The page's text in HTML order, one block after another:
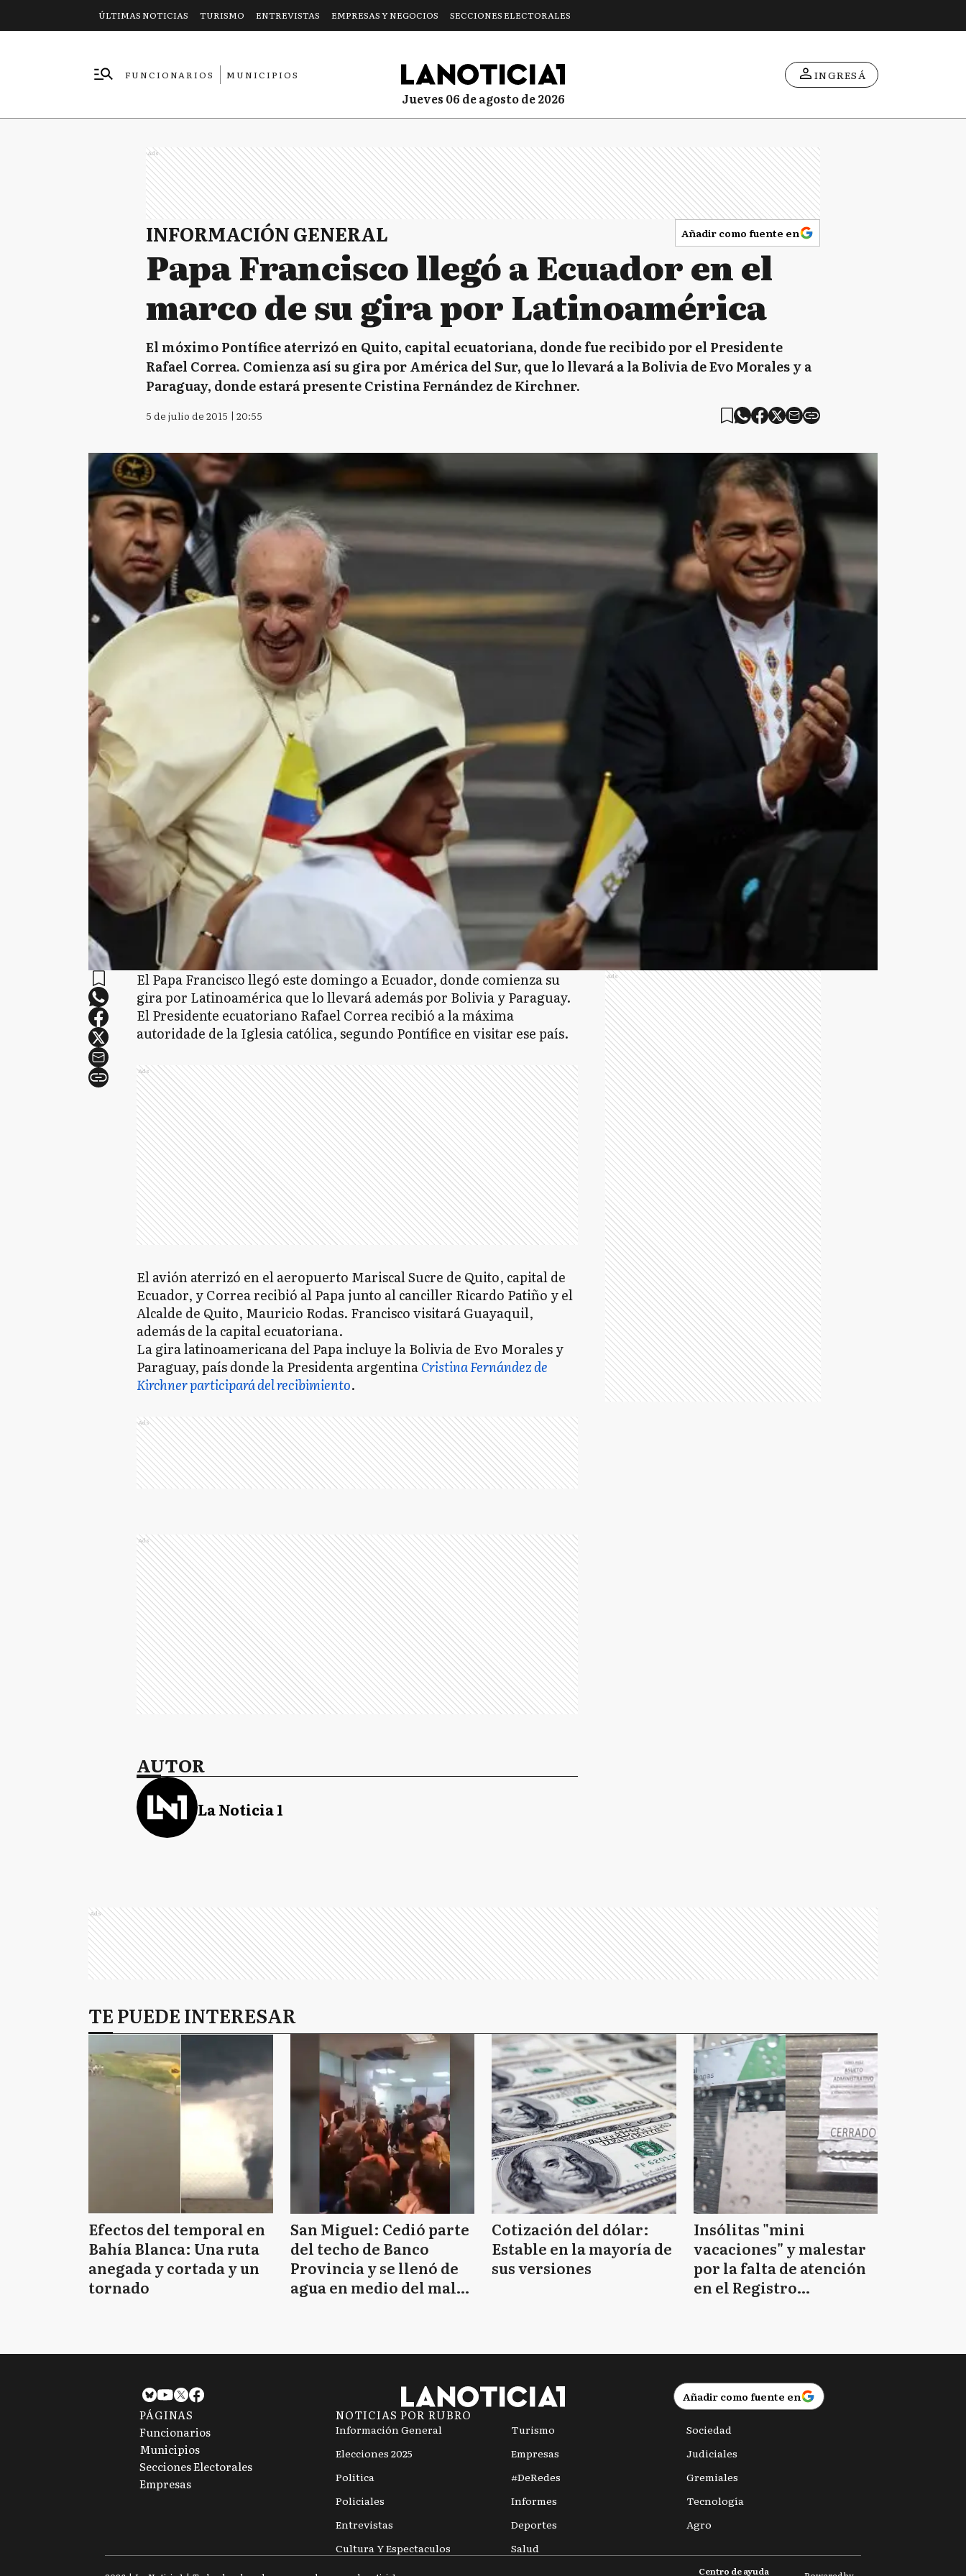
ÚLTIMAS NOTICIAS TURISMO ENTREVISTAS EMPRESAS Y NEGOCIOS SECCIONES ELECTORALES
FUNCIONARIOS
MUNICIPIOS
jueves 06 de agosto de 2026
INGRESÁ
Ads
INFORMACIÓN GENERAL Añadir como fuente en
Papa Francisco llegó a Ecuador en el
marco de su gira por Latinoamérica
El móximo Pontífice aterrizó en Quito, capital ecuatoriana, donde fue recibido por el Presidente
Rafael Correa. Comienza así su gira por América del Sur, que lo llevará a la Bolivia de Evo Morales y a
Paraguay, donde estará presente Cristina Fernández de Kirchner.
5 de julio de 2015 | 20:55
El Papa Francisco llegó este domingo a Ecuador, donde comienza su
gira por Latinoamérica que lo llevará además por Bolivia y Paraguay.
El Presidente ecuatoriano Rafael Correa recibió a la máxima
autoridade de la Iglesia católica, segundo Pontífice en visitar ese país.
Ads
El avión aterrizó en el aeropuerto Mariscal Sucre de Quito, capital de
Ecuador, y Correa recibió al Papa junto al canciller Ricardo Patiño y el
Alcalde de Quito, Mauricio Rodas. Francisco visitará Guayaquil,
además de la capital ecuatoriana.
La gira latinoamericana del Papa incluye la Bolivia de Evo Morales y
Paraguay, país donde la Presidenta argentinaCristina Fernández de
Kirchner participará del recibimiento.
Ads
Ads
AUTOR
La Noticia 1
Ads
Ads
TE PUEDE INTERESAR
Efectos del temporal en
Bahía Blanca: Una ruta
anegada y cortada y un
tornado
San Miguel: Cedió parte
del techo de Banco
Provincia y se llenó de
agua en medio del mal
Cotización del dólar:
Estable en la mayoría de
sus versiones
Insólitas "mini
vacaciones" y malestar
por la falta de atención
en el Registro
Añadir como fuente en
PÁGINAS
Funcionarios
Municipios
Secciones Electorales
Empresas
NOTICIAS POR RUBRO
Información General
Elecciones 2025
Política
Policiales
Entrevistas
Cultura Y Espectaculos
Turismo
Empresas
#DeRedes
Informes
Deportes
Salud
Sociedad
Judiciales
Gremiales
Tecnología
Agro
Centro de ayuda